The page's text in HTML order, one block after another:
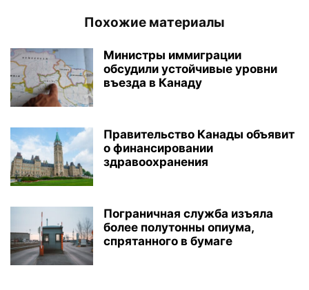
Похожие материалы
Министры иммиграции
обсудили устойчивые уровни
въезда в Канаду
Правительство Канады объявит
о финансировании
здравоохранения
Пограничная служба изъяла
более полутонны опиума,
спрятанного в бумаге